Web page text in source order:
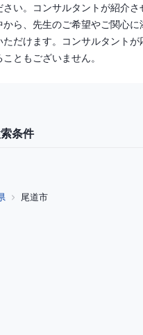
さい。コンサルタントが紹介
から、先生のご希望やご関心に
ただけます。コンサルタント
こともございません。
条件
尾道市